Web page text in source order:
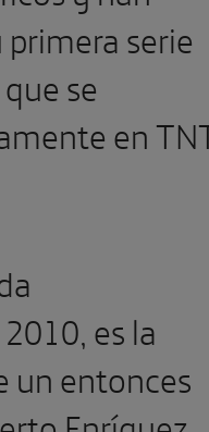
serie
se
en
es la
un entonces